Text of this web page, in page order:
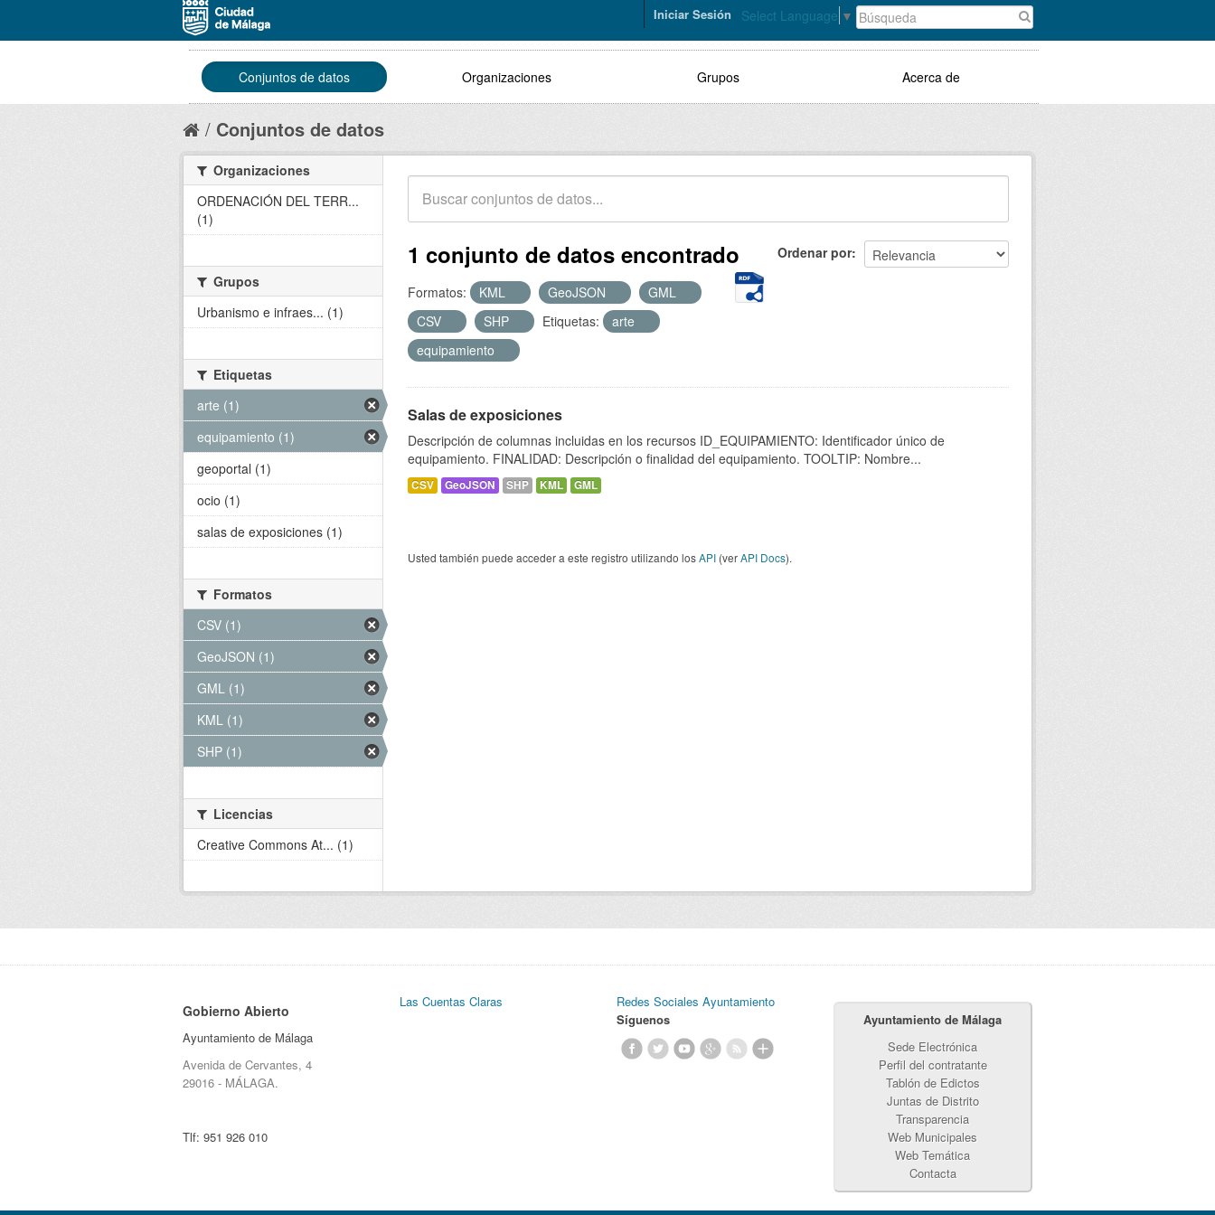
Select Language ▼
Iniciar Sesión
Conjuntos de datos Organizaciones Grupos Acerca de
Conjuntos de datos
Ordenar por
1 conjunto de datos encontrado
Formatos: KML GeoJSON
GML
CSV
SHP Etiquetas:
arte
equipamiento
Salas de exposiciones
Descripción de columnas incluidas en los recursos ID_EQUIPAMIENTO: Identificador único de
equipamiento. FINALIDAD: Descripción o finalidad del equipamiento. TOOLTIP: Nombre...
CSV GeoJSON SHP KML GML
Usted también puede acceder a este registro utilizando losAPI (verAPI Docs).
Organizaciones
ORDENACIÓN DEL TERR...
(1)
Grupos
Urbanismo e infraes... (1)
Etiquetas
arte (1)
equipamiento (1)
geoportal (1)
ocio (1)
salas de exposiciones (1)
Formatos
CSV (1)
GeoJSON (1)
GML (1)
KML (1)
SHP (1)
Licencias
Creative Commons At... (1)
Gobierno Abierto
Ayuntamiento de Málaga
Avenida de Cervantes, 4
29016 - MÁLAGA.
Tlf: 951 926 010
Las Cuentas Claras
Redes Sociales Ayuntamiento
Síguenos
Ayuntamiento de Málaga
Sede Electrónica
Perfil del contratante
Tablón de Edictos
Juntas de Distrito
Transparencia
Web Municipales
Web Temática
Contacta